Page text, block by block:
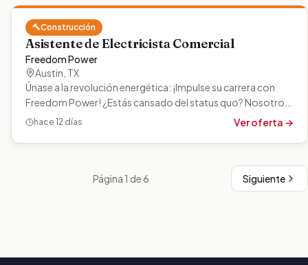
🔨Construcción
Asistente de Electricista Comercial
Freedom Power
Austin TX
Únase a la revolución energética: ¡Impulse su carrera con
Freedom Power! ¿Estás cansado del status quo? Nosotros
también. Freedom Power…
hace 12 días Ver oferta →
Página 1 de 6 Siguiente